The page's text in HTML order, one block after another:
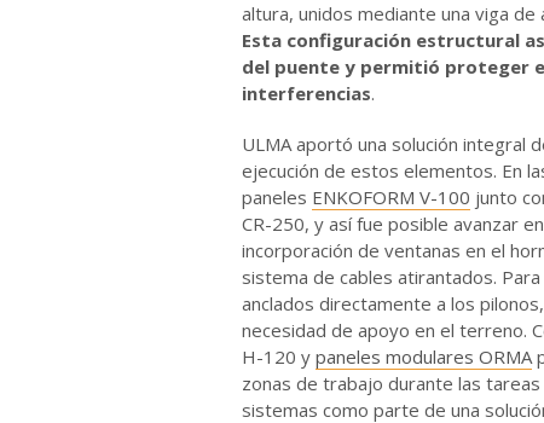
altura, unidos mediante una viga
Esta configuración estructural
del puente y permitió proteger
interferencias.
ULMA aportó una solución integral
ejecución de estos elementos. En
paneles ENKOFORM V-100 junto
CR-250, y así fue posible avanzar
incorporación de ventanas en el
sistema de cables atirantados.
anclados directamente a los
necesidad de apoyo en el terreno.
H-120 y paneles modulares ORMA
zonas de trabajo durante las
sistemas como parte de una